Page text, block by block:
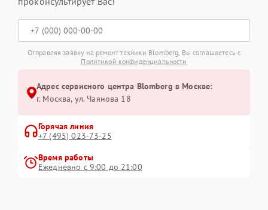
Отправляя заявку на ремонт техники Blomberg, Вы соглашаетесь с
Политикой конфиденциальности
Адрес сервисного центра Blomberg в Москве:
г. Москва, ул. Чаянова 18
Горячая линия
+7 (495) 023-73-25
Время работы
Ежедневно с 9:00 до 21:00